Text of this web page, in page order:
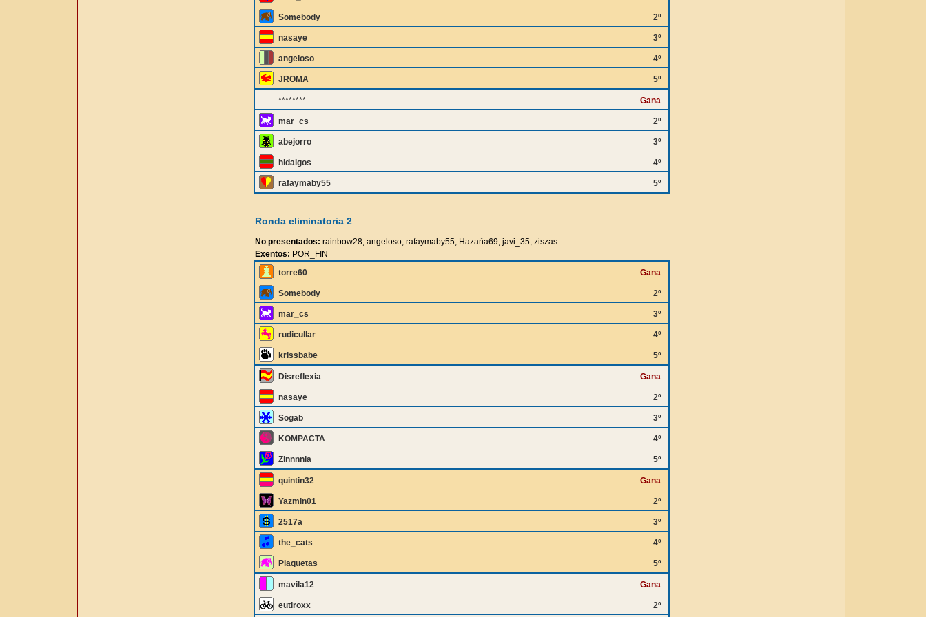
Somebody 2º
nasaye 3º
angeloso 4º
JROMA 5º
******** Gana
mar_cs 2º
abejorro 3º
hidalgos 4º
rafaymaby55 5º
Ronda eliminatoria 2
No presentados: rainbow28, angeloso, rafaymaby55, Hazaña69, javi_35, ziszas
Exentos: POR_FIN
torre60
Gana
Somebody 2º
mar_cs 3º
rudicullar 4º
krissbabe 5º
Disreflexia Gana
nasaye 2º
Sogab 3º
KOMPACTA 4º
Zinnnnia 5º
quintin32 Gana
Yazmin01 2º
2517a 3º
the_cats 4º
Plaquetas 5º
mavila12 Gana
eutiroxx 2º